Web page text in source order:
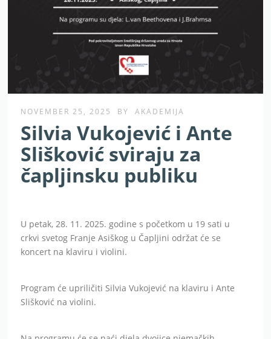
NOVEMBER 25, 2025 BY AKADEMIJA
Silvia Vukojević i Ante
Slišković sviraju za
čapljinsku publiku
U petak, 28. 11. 2025. godine s početkom u 19 sati u
crkvi svetog Franje Asiškog u Čapljini održat će se
koncert na klaviru i violini.
Program će upriličiti Silvia Vukojević na klaviru i Ante
Slišković na violini.